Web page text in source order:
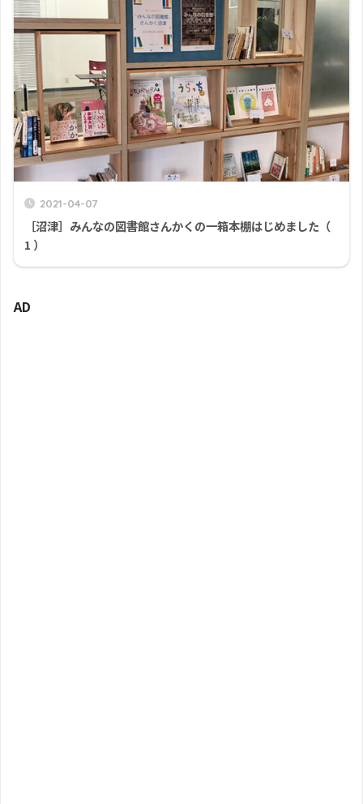
2021-04-07
［沼津］みんなの図書館さんかくの一箱本棚はじめました（
1 ）
AD